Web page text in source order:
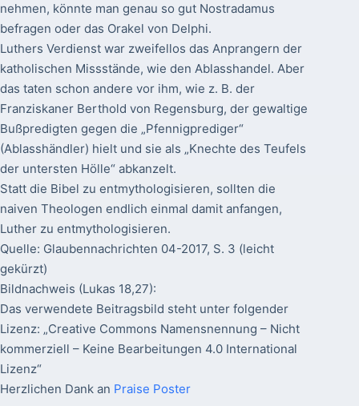
nehmen, könnte man genau so gut Nostradamus
befragen oder das Orakel von Delphi.
Luthers Verdienst war zweifellos das Anprangern der
katholischen Missstände, wie den Ablasshandel. Aber
das taten schon andere vor ihm, wie z. B. der
Franziskaner Berthold von Regensburg, der gewaltige
Bußpredigten gegen die „Pfennigprediger“
(Ablasshändler) hielt und sie als „Knechte des Teufels
der untersten Hölle“ abkanzelt.
Statt die Bibel zu entmythologisieren, sollten die
naiven Theologen endlich einmal damit anfangen,
Luther zu entmythologisieren.
Quelle: Glaubennachrichten 04-2017, S. 3 (leicht
gekürzt)
Bildnachweis (Lukas 18,27):
Das verwendete Beitragsbild steht unter folgender
Lizenz: „Creative Commons Namensnennung – Nicht
kommerziell – Keine Bearbeitungen 4.0 International
Lizenz“
Herzlichen Dank an Praise Poster